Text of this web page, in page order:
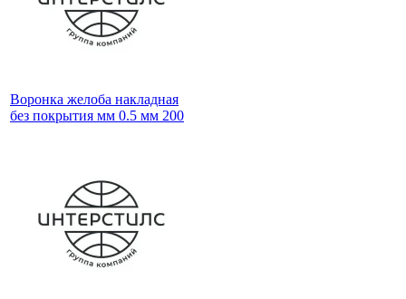
Воронка желоба накладная
без покрытия мм 0.5 мм 200